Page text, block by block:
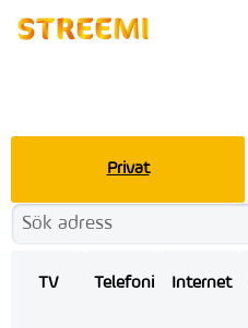
Privat
TV Telefoni Internet